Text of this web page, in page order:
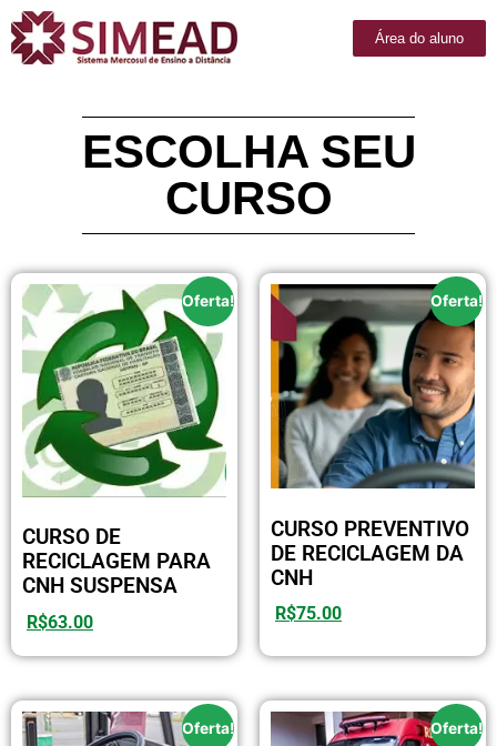
Área do aluno
ESCOLHA SEU
CURSO
Oferta!
CURSO DE
RECICLAGEM PARA
CNH SUSPENSA
R$63.00
Oferta!
CURSO PREVENTIVO
DE RECICLAGEM DA
CNH
R$75.00
Oferta! Oferta!